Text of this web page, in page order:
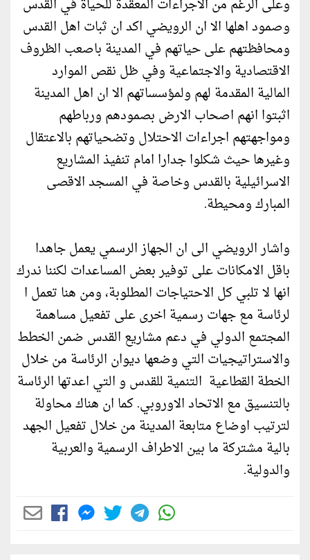
وعلى الرغم من الاجراءات المعقدة للحياة في القدس
وصمود اهلها الا ان الرويضي اكد ان ثبات اهل القدس
ومحافظتهم على حياتهم في المدينة باصعب الظروف
الاقتصادية والاجتماعية وفي ظل نقص الموارد
المالية المقدمة لهم ولمؤسساتهم الا ان اهل المدينة
اثبتوا انهم اصحاب الارض بصمودهم ورباطهم
ومواجهتهم اجراءات الاحتلال وتضحياتهم بالاعتقال
وغيرها حيث شكلوا جدارا امام تنفيذ المشاريع
الاسرائيلية بالقدس وخاصة في المسجد الاقصى
المبارك ومحيطة.
واشار الرويضي الى ان الجهاز الرسمي يعمل جاهدا
باقل الامكانات على توفير بعض المساعدات لكننا ندرك
انها لا تلبي كل الاحتياجات المطلوبة، ومن هنا تعمل ا
لرئاسة مع جهات رسمية اخرى على تفعيل مساهمة
المجتمع الدولي في دعم مشاريع القدس ضمن الخطط
والاستراتيجيات التي وضعها ديوان الرئاسة من خلال
الخطة القطاعية التنمية للقدس و التي اعدتها الرئاسة
بالتنسيق مع الاتحاد الاوروبي. كما ان هناك محاولة
لترتيب اوضاع متابعة المدينة من خلال تفعيل الجهد
بالية مشتركة ما بين الاطراف الرسمية والعربية
والدولية.